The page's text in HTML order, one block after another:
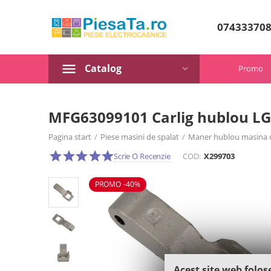
Catalog Promo
MFG63099101 Carlig hublou LG
Pagina start / Piese masini de spalat / Maner hublou masina
Scrie O Recenzie
COD: X299703
PROMO -40%